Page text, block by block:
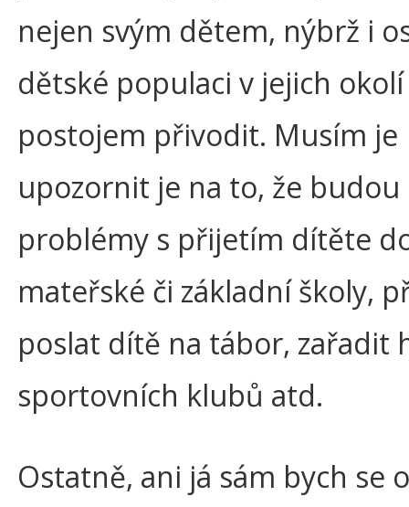
nejen svým dětem, nýbrž i
dětské populaci v jejich
postojem přivodit. Musím je
upozornit je na to, že
problémy s přijetím dítěte
mateřské či základní školy,
poslat dítě na tábor, zařadit
sportovních klubů atd.
Ostatně, ani já sám bych se